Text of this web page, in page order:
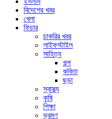
বিদেশের খবর
খেলা
ফিচার
চাকরির খবর
লাইফস্টাইল
সাহিত্য
গল্প
কবিতা
ছড়া
স্বাস্থ্য
কৃষি
শিক্ষা
ভ্রমণ